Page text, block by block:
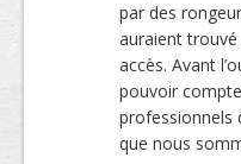
par des
auraient
accès. Avant
pouvoir
professionnels
que nous